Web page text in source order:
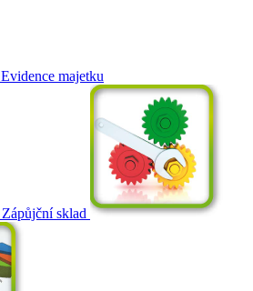
Evidence majetku
Zápůjční sklad